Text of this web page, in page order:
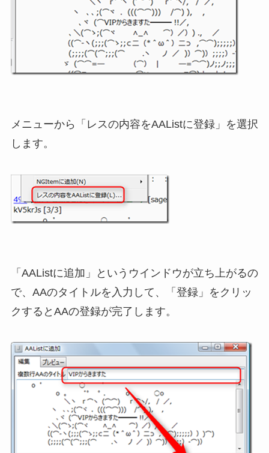
メニューから「レスの内容をAAListに登録」を選択
します。
「AAListに追加」というウインドウが立ち上がるの
で、AAのタイトルを入力して、「登録」をクリッ
クするとAAの登録が完了します。